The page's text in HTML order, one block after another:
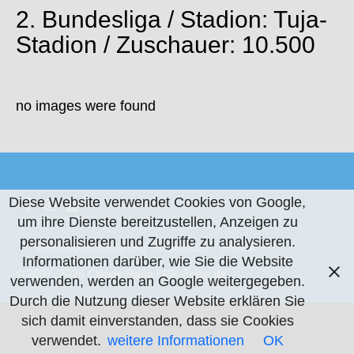
2. Bundesliga / Stadion: Tuja-
Stadion / Zuschauer: 10.500
no images were found
Datenschutzerklärung Impressum Kontakt
© 2007- 2026 Claude Rapp | CR-Fotos.de
Diese Website verwendet Cookies von Google,
um ihre Dienste bereitzustellen, Anzeigen zu
personalisieren und Zugriffe zu analysieren.
Informationen darüber, wie Sie die Website
verwenden, werden an Google weitergegeben.
Durch die Nutzung dieser Website erklären Sie
sich damit einverstanden, dass sie Cookies
verwendet. weitere Informationen OK